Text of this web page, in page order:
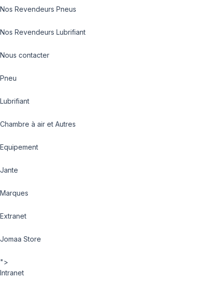
Nos Revendeurs Pneus
Nos Revendeurs Lubrifiant
Nous contacter
Pneu
Lubrifiant
Chambre à air et Autres
Equipement
Jante
Marques
Extranet
Jomaa Store
">
Intranet